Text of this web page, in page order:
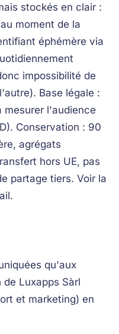
stockés en clair :
moment de la
éphémère via
impossibilité de
Base légale :
mesurer l'audience
Conservation : 90
agrégats
hors UE, pas
partage tiers. Voir la
qu'aux
Luxapps Sàrl
et marketing) en